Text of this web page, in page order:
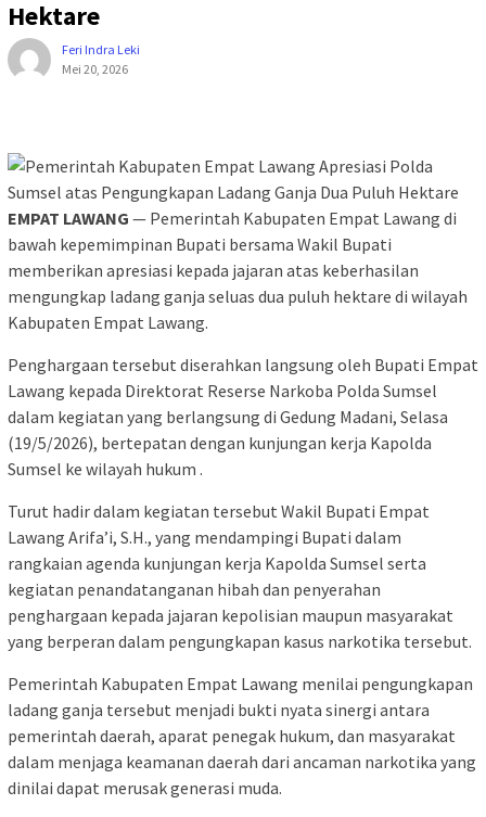
Hektare
Feri Indra Leki
Mei 20, 2026
EMPAT LAWANG — Pemerintah Kabupaten Empat Lawang di
bawah kepemimpinan Bupati bersama Wakil Bupati
memberikan apresiasi kepada jajaran atas keberhasilan
mengungkap ladang ganja seluas dua puluh hektare di wilayah
Kabupaten Empat Lawang.
Penghargaan tersebut diserahkan langsung oleh Bupati Empat
Lawang kepada Direktorat Reserse Narkoba Polda Sumsel
dalam kegiatan yang berlangsung di Gedung Madani, Selasa
(19/5/2026), bertepatan dengan kunjungan kerja Kapolda
Sumsel ke wilayah hukum .
Turut hadir dalam kegiatan tersebut Wakil Bupati Empat
Lawang Arifa’i, S.H., yang mendampingi Bupati dalam
rangkaian agenda kunjungan kerja Kapolda Sumsel serta
kegiatan penandatanganan hibah dan penyerahan
penghargaan kepada jajaran kepolisian maupun masyarakat
yang berperan dalam pengungkapan kasus narkotika tersebut.
Pemerintah Kabupaten Empat Lawang menilai pengungkapan
ladang ganja tersebut menjadi bukti nyata sinergi antara
pemerintah daerah, aparat penegak hukum, dan masyarakat
dalam menjaga keamanan daerah dari ancaman narkotika yang
dinilai dapat merusak generasi muda.